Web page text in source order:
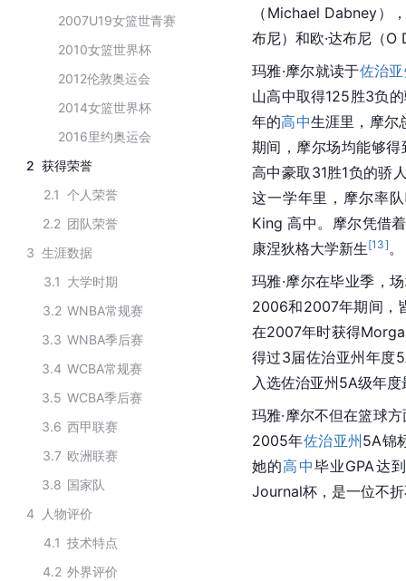
2007U19女篮世青赛
2010女篮世界杯
2012伦敦奥运会
2014女篮世界杯
2016里约奥运会
2 获得荣誉
2.1 个人荣誉
2.2 团队荣誉
3 生涯数据
3.1 大学时期
3.2 WNBA常规赛
3.3 WNBA季后赛
3.4 WCBA常规赛
3.5 WCBA季后赛
3.6 西甲联赛
3.7 欧洲联赛
3.8 国家队
4
人物评价
4.1 技术特点
4.2 外界评价
（Michael Dabney）
布尼）和欧·达布尼（O
玛雅·摩尔就读于佐治
山高中取得125胜3负
年的高中生涯里，摩尔
期间，摩尔场均能够
高中豪取31胜1负的骄
这一学年里，摩尔率
King 高中。摩尔凭借
康涅狄格大学新生[13] 。
玛雅·摩尔在毕业季，
2006和2007年期间，
在2007年时获得
得过3届佐治亚州年度
入选佐治亚州5A级年
玛雅·摩尔不但在篮球
2005年佐治亚州5A锦
她的高中毕业GPA达
Journal杯，是一位不